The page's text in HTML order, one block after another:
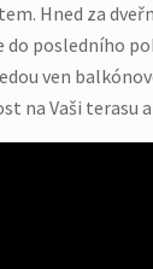
Hned za
do posledního
ven
na Vaši terasu